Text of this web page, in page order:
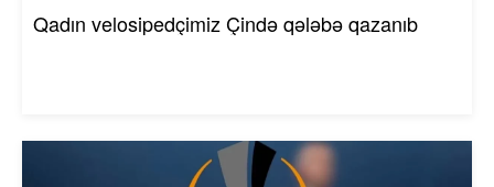
Qadın velosipedçimiz Çində qələbə qazanıb